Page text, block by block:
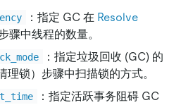
：指定 GC 在 Resolve
骤中线程的数量。
：指定垃圾回收 (GC) 的
理锁）步骤中扫描锁的方式。
：指定活跃事务阻碍 GC